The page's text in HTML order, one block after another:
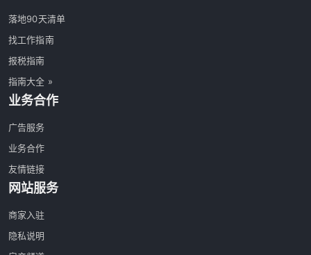
落地90天清单
找工作指南
报税指南
指南大全 »
业务合作
广告服务
业务合作
友情链接
网站服务
商家入驻
隐私说明